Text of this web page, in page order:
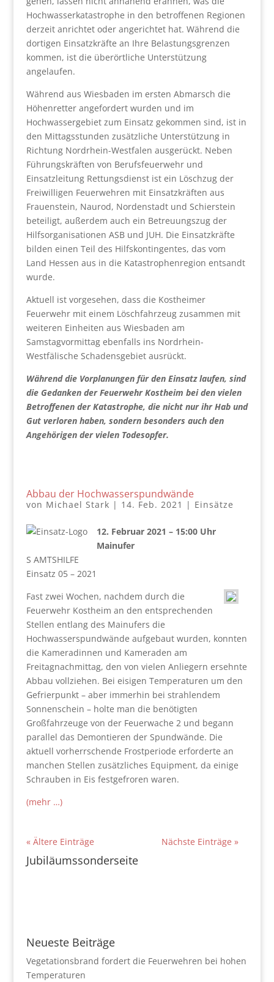
Hochwasserkatastrophe in den betroffenen Regionen
derzeit anrichtet oder angerichtet hat. Während die
dortigen Einsatzkräfte an Ihre Belastungsgrenzen
kommen, ist die überörtliche Unterstützung
angelaufen.
Während aus Wiesbaden im ersten Abmarsch die
Höhenretter angefordert wurden und im
Hochwassergebiet zum Einsatz gekommen sind, ist in
den Mittagsstunden zusätzliche Unterstützung in
Richtung Nordrhein-Westfalen ausgerückt. Neben
Führungskräften von Berufsfeuerwehr und
Einsatzleitung Rettungsdienst ist ein Löschzug der
Freiwilligen Feuerwehren mit Einsatzkräften aus
Frauenstein, Naurod, Nordenstadt und Schierstein
beteiligt, außerdem auch ein Betreuungszug der
Hilfsorganisationen ASB und JUH. Die Einsatzkräfte
bilden einen Teil des Hilfskontingentes, das vom
Land Hessen aus in die Katastrophenregion entsandt
wurde.
Aktuell ist vorgesehen, dass die Kostheimer
Feuerwehr mit einem Löschfahrzeug zusammen mit
weiteren Einheiten aus Wiesbaden am
Samstagvormittag ebenfalls ins Nordrhein-
Westfälische Schadensgebiet ausrückt.
Während die Vorplanungen für den Einsatz laufen, sind
die Gedanken der Feuerwehr Kostheim bei den vielen
Betroffenen der Katastrophe, die nicht nur ihr Hab und
Gut verloren haben, sondern besonders auch den
Angehörigen der vielen Todesopfer.
Abbau der Hochwasserspundwände
von Michael Stark | 14. Feb. 2021 | Einsätze
12. Februar 2021 – 15:00 Uhr
Mainufer
S AMTSHILFE
Einsatz 05 – 2021
Fast zwei Wochen, nachdem durch die
Feuerwehr Kostheim an den entsprechenden
Stellen entlang des Mainufers die
Hochwasserspundwände aufgebaut wurden, konnten
die Kameradinnen und Kameraden am
Freitagnachmittag, den von vielen Anliegern ersehnte
Abbau vollziehen. Bei eisigen Temperaturen um den
Gefrierpunkt – aber immerhin bei strahlendem
Sonnenschein – holte man die benötigten
Großfahrzeuge von der Feuerwache 2 und begann
parallel das Demontieren der Spundwände. Die
aktuell vorherrschende Frostperiode erforderte an
manchen Stellen zusätzliches Equipment, da einige
Schrauben in Eis festgefroren waren.
(mehr …)
« Ältere Einträge Nächste Einträge »
Jubiläumssonderseite
Neueste Beiträge
Vegetationsbrand fordert die Feuerwehren bei hohen
Temperaturen